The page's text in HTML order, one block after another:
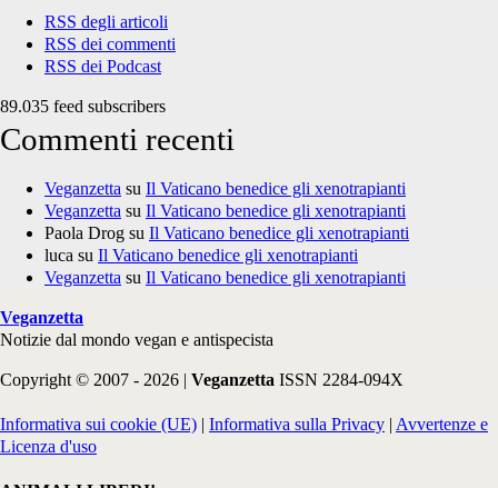
RSS degli articoli
RSS dei commenti
RSS dei Podcast
89.035 feed subscribers
Commenti recenti
Veganzetta su Il Vaticano benedice gli xenotrapianti
Veganzetta su Il Vaticano benedice gli xenotrapianti
Paola Drog su Il Vaticano benedice gli xenotrapianti
luca su Il Vaticano benedice gli xenotrapianti
Veganzetta su Il Vaticano benedice gli xenotrapianti
Veganzetta
Notizie dal mondo vegan e antispecista
Copyright © 2007 - 2026 | Veganzetta ISSN 2284-094X
Informativa sui cookie (UE) | Informativa sulla Privacy | Avvertenze e
Licenza d'uso